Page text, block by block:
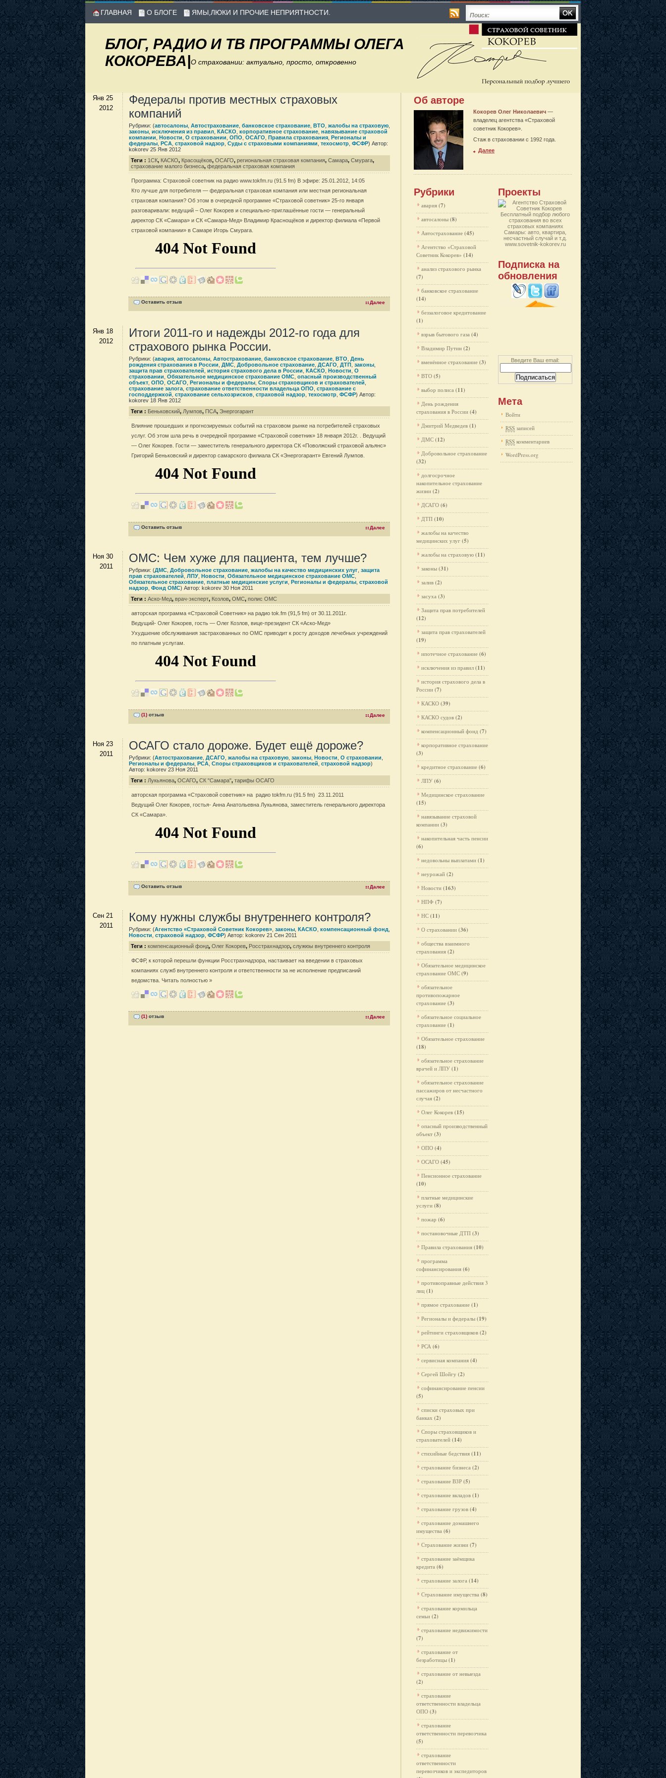
ГЛАВНАЯ О БЛОГЕ ЯМЫ,ЛЮКИ И ПРОЧИЕ НЕПРИЯТНОСТИ. Поиск:
БЛОГ, РАДИО И ТВ ПРОГРАММЫ ОЛЕГА
КОКОРЕВА|О страховании: актуально, просто, откровенно
Янв 25
2012
Федералы против местных страховых
компаний
Рубрики: (автосалоны Автострахование банковское страхование ВТО жалобы на страховую
законы исключения из правил КАСКО корпоративное страхование навязывание страховой
компании Новости О страховании ОПО ОСАГО Правила страхования Регионалы и
федералы РСА страховой надзор Суды с страховыми компаниями техосмотр ФСФР) Автор:
kokorev 25 Янв 2012
Теги : 1СК, КАСКО, Красощёков, ОСАГО, региональная страховая компания, Самара, Смурага,
страхование малого бизнеса, федеральная страховая компания
Программа: Страховой советник на радио www.tokfm.ru (91.5 fm) В эфире: 25.01.2012, 14:05
Кто лучше для потребителя — федеральная страховая компания или местная региональная
страховая компания? Об этом в очередной программе «Страховой советник» 25-го января
разговаривали: ведущий – Олег Кокорев и специально-приглашённые гости — генеральный
директор СК «Самара» и СК «Самара-Мед» Владимир Краснощёков и директор филиала «Первой
страховой компании» в Самаре Игорь Смурага.
Оставить отзыв Далее
Янв 18
2012
Итоги 2011-го и надежды 2012-го года для
страхового рынка России.
Рубрики: (авария автосалоны Автострахование банковское страхование ВТО День
рождения страхования в России ДМС Добровольное страхование ДСАГО ДТП законы
защита прав страхователей история страхового дела в России КАСКО Новости О
страховании Обязательное медицинское страхование ОМС опасный производственный
объект ОПО ОСАГО Регионалы и федералы Споры страховщиков и страхователей
страхование залога страхование ответственности владельца ОПО страхование с
господдержкой страхование сельхозрисков страховой надзор техосмотр ФСФР) Автор:
kokorev 18 Янв 2012
Теги : Беньковский, Лумпов, ПСА, Энергогарант
Влияние прошедших и прогнозируемых событий на страховом рынке на потребителей страховых
услуг. Об этом шла речь в очередной программе «Страховой советник» 18 января 2012г. . Ведущий
— Олег Кокорев. Гости — заместитель генерального директора СК «Поволжский страховой альянс»
Григорий Беньковский и директор самарского филиала СК «Энергогарант» Евгений Лумпов.
Оставить отзыв Далее
Ноя 30
2011
ОМС: Чем хуже для пациента, тем лучше?
Рубрики: (ДМС Добровольное страхование жалобы на качество медицинских улуг защита
прав страхователей ЛПУ Новости Обязательное медицинское страхование ОМС
Обязательное страхование платные медицинские услуги Регионалы и федералы страховой
надзор Фонд ОМС) Автор: kokorev 30 Ноя 2011
Теги : Аско-Мед, врач-эксперт, Козлов, ОМС, полис ОМС
авторская программа «Страховой Советник» на радио tok.fm (91,5 fm) от 30.11.2011г.
Ведущий- Олег Кокорев, гость — Олег Козлов, вице-президент СК «Аско-Мед»
Ухудшение обслуживания застрахованных по ОМС приводит к росту доходов лечебных учреждений
по платным услугам.
(1) отзыв Далее
Ноя 23
2011
ОСАГО стало дороже. Будет ещё дороже?
Рубрики: (Автострахование ДСАГО жалобы на страховую законы Новости О страховании
Регионалы и федералы РСА Споры страховщиков и страхователей страховой надзор)
Автор: kokorev 23 Ноя 2011
Теги : Лукьянова, ОСАГО, СК "Самара", тарифы ОСАГО
авторская программа «Страховой советник» на радио tokfm.ru (91.5 fm) 23.11.2011
Ведущий Олег Кокорев, гостья- Анна Анатольевна Лукьянова, заместитель генерального директора
СК «Самара».
Оставить отзыв Далее
Сен 21
2011
Кому нужны службы внутреннего контроля?
Рубрики: (Агентство «Страховой Советник Кокорев» законы КАСКО компенсационный фонд
Новости страховой надзор ФСФР) Автор: kokorev 21 Сен 2011
Теги : компенсационный фонд, Олег Кокорев, Росстрахнадзор, служюы внутреннего контроля
ФСФР, к которой перешли функции Росстрахнадзора, настаивает на введении в страховых
компаниях служб внутреннего контроля и ответственности за не исполнение предписаний
ведомства. Читать полностью »
(1) отзыв Далее
Об авторе
Кокорев Олег Николаевич —
владелец агентства «Страховой
советник Кокорев».
Стаж в страховании с 1992 года.
Далее
Рубрики
авария (7)
автосалоны (8)
Автострахование (45)
Агентство «Страховой
Советник Кокорев» (14)
анализ страхового рынка
(7)
банковское страхование
(14)
беззалоговое кредитование
(1)
взрыв бытового газа (4)
Владимир Путин (2)
вменённое страхование (3)
ВТО (5)
выбор полиса (11)
День рождения
страхования в России(4)
Дмитрий Медведев (1)
ДМС (12)
Добровольное страхование
(32)
долгосрочное
накопительное страхование
жизни(2)
ДСАГО (6)
ДТП (10)
жалобы на качество
медицинских улуг(5)
жалобы на страховую (11)
законы (31)
залив (2)
засуха (3)
Защита прав потребителей
(12)
защита прав страхователей
(19)
ипотечное страхование (6)
исключения из правил (11)
история страхового дела в
России(7)
КАСКО (39)
КАСКО судов (2)
компенсационный фонд (7)
корпоративное страхование
(3)
кредитное страхование (6)
ЛПУ (6)
Медицинское страхование
(15)
навязывание страховой
компании(3)
накопительная часть пенсии
(6)
недовольны выплатами (1)
неурожай (2)
Новости (163)
НПФ (7)
НС (11)
О страховании (36)
общества взаимного
страхования(2)
Обязательное медицинское
страхование ОМС(9)
обязательное
противопожарное
страхование(3)
обязательное социальное
страхование(1)
Обязательное страхование
(18)
обязательное страхование
врачей и ЛПУ(1)
обязательное страхование
пассажиров от несчастного
случая(2)
Олег Кокорев (15)
опасный производственный
объект(3)
ОПО (4)
ОСАГО (45)
Пенсионное страхование
(10)
платные медицинские
услуги(8)
пожар (6)
постановочные ДТП (3)
Правила страхования (10)
программа
софинансирования(6)
противоправные действия 3
лиц(1)
прямое страхование (1)
Регионалы и федералы (19)
рейтинги страховщиков (2)
РСА (6)
сервисная компания (4)
Сергей Шойгу (2)
софинансирование пенсии
(5)
списки страховых при
банках (2)
Споры страховщиков и
страхователей(14)
стихийные бедствия (11)
страхование бизнеса (2)
страхование ВЗР (5)
страхование вкладов (1)
страхование грузов (4)
страхование домашнего
имущества(6)
Страхование жизни (7)
страхование заёмщика
кредита(6)
страхование залога (14)
Страхование имущества (8)
страхование кормильца
семьи(2)
страхование недвижимости
(7)
страхование от
безработицы(1)
страхование от невыезда
(2)
страхование
ответственности владельца
ОПО(3)
страхование
ответственности перевозчика
(5)
страхование
ответственности
перевозчиков и экспедиторов
Проекты
Бесплатный подбор любого
страхования во всех
страховых компаниях
Самары: авто, квартира,
несчастный случай и т.д.
www.sovetnik-kokorev.ru
Подписка на
обновления
Введите Ваш email:
Мета
Войти
RSS записей
RSS комментариев
WordPress.org